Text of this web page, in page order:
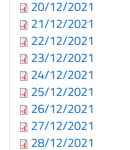
20/12/2021
21/12/2021
22/12/2021
23/12/2021
24/12/2021
25/12/2021
26/12/2021
27/12/2021
28/12/2021